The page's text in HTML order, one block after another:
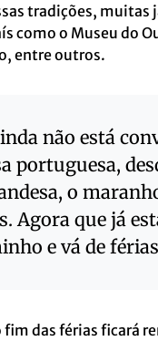
tradições, muitas
como o Museu do
entre outros.
não está
portuguesa,
o
Agora que já
e vá de
fim das férias ficará